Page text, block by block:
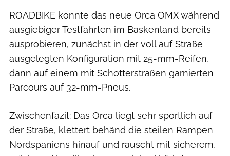
ROADBIKE konnte das neue Orca OMX während
ausgiebiger Testfahrten im Baskenland bereits
ausprobieren, zunächst in der voll auf Straße
ausgelegten Konfiguration mit 25-mm-Reifen,
dann auf einem mit Schotterstraßen garnierten
Parcours auf 32-mm-Pneus.
Zwischenfazit: Das Orca liegt sehr sportlich auf
der Straße, klettert behänd die steilen Rampen
Nordspaniens hinauf und rauscht mit sicherem,